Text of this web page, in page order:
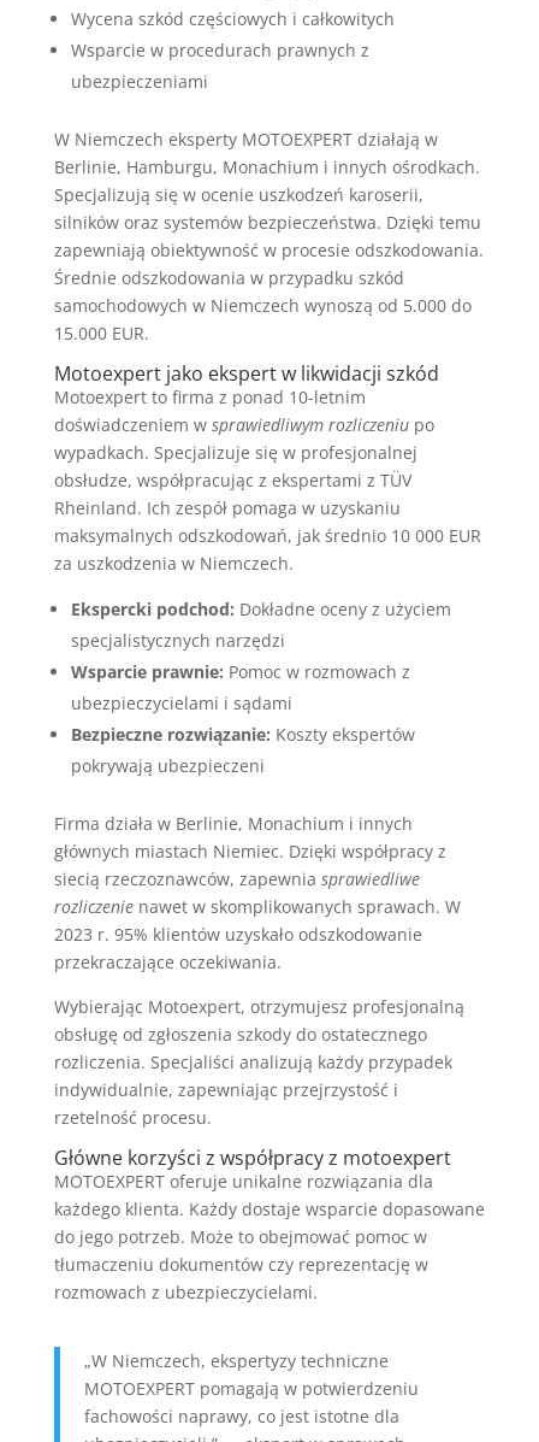
Wycena szkód częściowych i całkowitych
Wsparcie w procedurach prawnych z
ubezpieczeniami
W Niemczech eksperty MOTOEXPERT działają w
Berlinie, Hamburgu, Monachium i innych ośrodkach.
Specjalizują się w ocenie uszkodzeń karoserii,
silników oraz systemów bezpieczeństwa. Dzięki temu
zapewniają obiektywność w procesie odszkodowania.
Średnie odszkodowania w przypadku szkód
samochodowych w Niemczech wynoszą od 5.000 do
15.000 EUR.
Motoexpert jako ekspert w likwidacji szkód
Motoexpert to firma z ponad 10-letnim
doświadczeniem w sprawiedliwym rozliczeniupo
wypadkach. Specjalizuje się w profesjonalnej
obsłudze, współpracując z ekspertami z TÜV
Rheinland. Ich zespół pomaga w uzyskaniu
maksymalnych odszkodowań, jak średnio 10 000 EUR
za uszkodzenia w Niemczech.
Ekspercki podchod: Dokładne oceny z użyciem
specjalistycznych narzędzi
Wsparcie prawnie: Pomoc w rozmowach z
ubezpieczycielami i sądami
Bezpieczne rozwiązanie: Koszty ekspertów
pokrywają ubezpieczeni
Firma działa w Berlinie, Monachium i innych
głównych miastach Niemiec. Dzięki współpracy z
siecią rzeczoznawców, zapewnia sprawiedliwe
rozliczenienawet w skomplikowanych sprawach. W
2023 r. 95% klientów uzyskało odszkodowanie
przekraczające oczekiwania.
Wybierając Motoexpert, otrzymujesz profesjonalną
obsługę od zgłoszenia szkody do ostatecznego
rozliczenia. Specjaliści analizują każdy przypadek
indywidualnie, zapewniając przejrzystość i
rzetelność procesu.
Główne korzyści z współpracy z motoexpert
MOTOEXPERT oferuje unikalne rozwiązania dla
każdego klienta. Każdy dostaje wsparcie dopasowane
do jego potrzeb. Może to obejmować pomoc w
tłumaczeniu dokumentów czy reprezentację w
rozmowach z ubezpieczycielami.
„W Niemczech, ekspertyzy techniczne
MOTOEXPERT pomagają w potwierdzeniu
fachowości naprawy, co jest istotne dla